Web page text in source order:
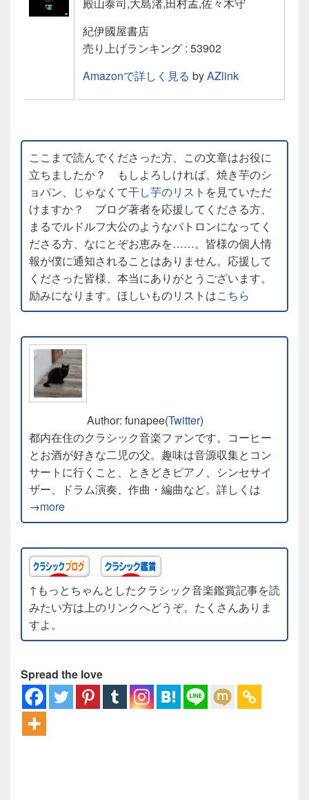
紀伊國屋書店
売り上げランキング : 53902
Amazonで詳しく見る byAZlink
ここまで読んでくださった方、この文章はお役に
立ちましたか？ もしよろしければ、焼き芋のシ
ョパン、じゃなくて干し芋のリスト を見ていただ
けますか？ ブログ著者を応援してくださる方、
まるでルドルフ大公のようなパトロンになってく
ださる方、なにとぞお恵みを……。皆様の個人情
報が僕に通知されることはありません。応援して
くださった皆様、本当にありがとうございます。
励みになります。ほしいものリストはこちら
Author: funapee(Twitter)
都内在住のクラシック音楽ファンです。コーヒー
とお酒が好きな二児の父。趣味は音源収集とコン
サートに行くこと、ときどきピアノ、シンセサイ
ザー、ドラム演奏、作曲・編曲など。詳しくは
→more
↑もっとちゃんとしたクラシック音楽鑑賞記事を読
みたい方は上のリンクへどうぞ。たくさんありま
すよ。
Spread the love